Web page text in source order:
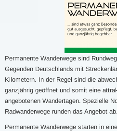
Permanente Wanderwege sind
Gegenden Deutschlands mit
Kilometern. In der Regel sind die
ganzjährig geöffnet und somit eine
angebotenen Wandertagen. Spezielle
Radwanderwege runden das Angebot ab.
Permanente Wanderwege starten in